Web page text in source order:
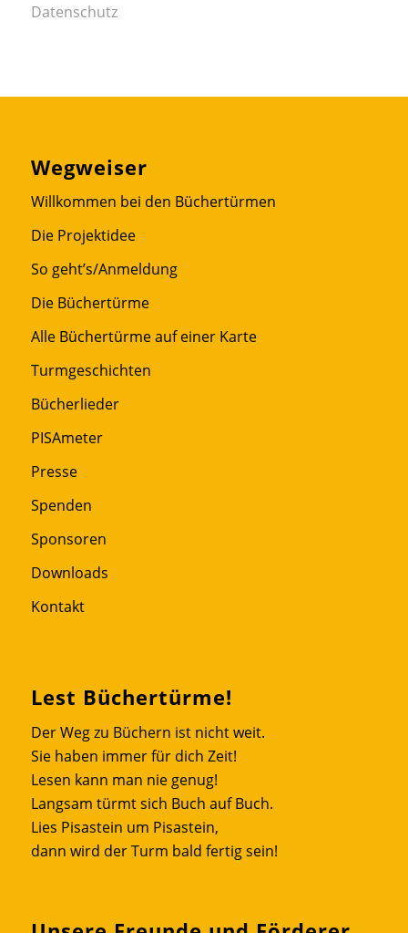
Datenschutz
Wegweiser
Willkommen bei den Büchertürmen
Die Projektidee
So geht’s/Anmeldung
Die Büchertürme
Alle Büchertürme auf einer Karte
Turmgeschichten
Bücherlieder
PISAmeter
Presse
Spenden
Sponsoren
Downloads
Kontakt
Lest Büchertürme!
Der Weg zu Büchern ist nicht weit.
Sie haben immer für dich Zeit!
Lesen kann man nie genug!
Langsam türmt sich Buch auf Buch.
Lies Pisastein um Pisastein,
dann wird der Turm bald fertig sein!